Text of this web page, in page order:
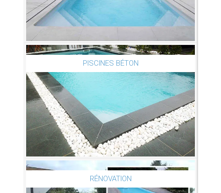
PISCINES BÉTON
RÉNOVATION